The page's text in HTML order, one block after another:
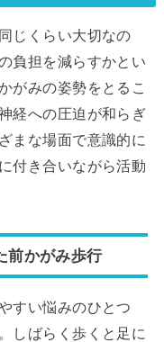
じくらい大切なの
負担を減らすかとい
がみの姿勢をとるこ
経への圧迫が和らぎ
まな場面で意識的に
付き合いながら活動
前かがみ歩行
すい悩みのひとつ
しばらく歩くと足に